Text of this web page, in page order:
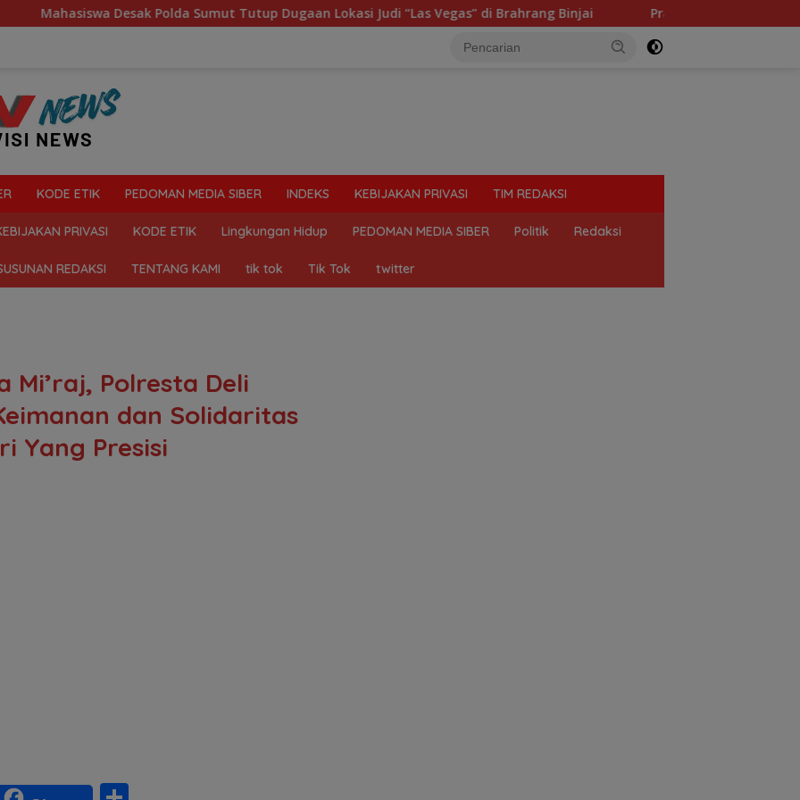
Polda Sumut Tutup Dugaan Lokasi Judi “Las Vegas” di Brahrang Binjai Praktik Perjudian Dadu putar dan tembak
KODE ETIK PEDOMAN MEDIA SIBER INDEKS KEBIJAKAN PRIVASI TIM REDAKSI
PRIVASI KODE ETIK Lingkungan Hidup PEDOMAN MEDIA SIBER Politik Redaksi
REDAKSI TENTANG KAMI tik tok Tik Tok twitter
Mi’raj, Polresta Deli
dan Solidaritas
Yang Presisi